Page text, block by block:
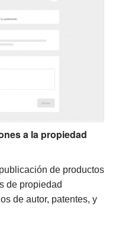
a la propiedad
de productos
de propiedad
de autor, patentes, y